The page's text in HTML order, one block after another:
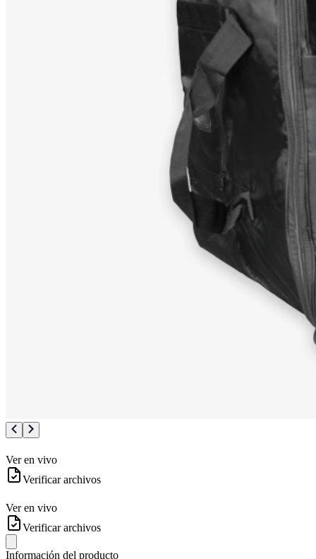
Ver en vivo
Verificar archivos
Ver en vivo
Verificar archivos
Información del producto